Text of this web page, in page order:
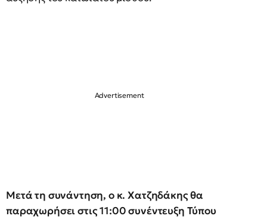
Μετά τη συνάντηση, ο κ. Χατζηδάκης θα
παραχωρήσει στις 11:00 συνέντευξη Τύπου